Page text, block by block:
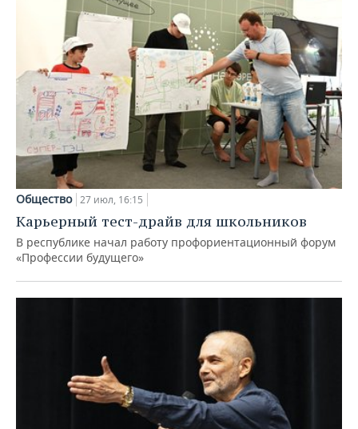
Общество 27 июл, 16:15
Карьерный тест-драйв для школьников
В республике начал работу профориентационный форум
«Профессии будущего»